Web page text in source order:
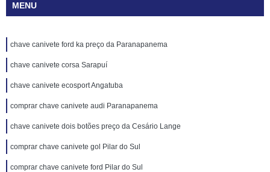
MENU
chave canivete ford ka preço da Paranapanema
chave canivete corsa Sarapuí
chave canivete ecosport Angatuba
comprar chave canivete audi Paranapanema
chave canivete dois botões preço da Cesário Lange
comprar chave canivete gol Pilar do Sul
comprar chave canivete ford Pilar do Sul